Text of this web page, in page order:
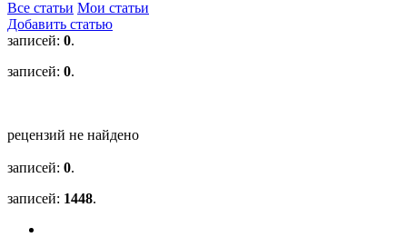
Все статьи Мои статьи
Добавить статью
записей: 0.
записей: 0.
рецензий не найдено
записей: 0.
записей: 1448.